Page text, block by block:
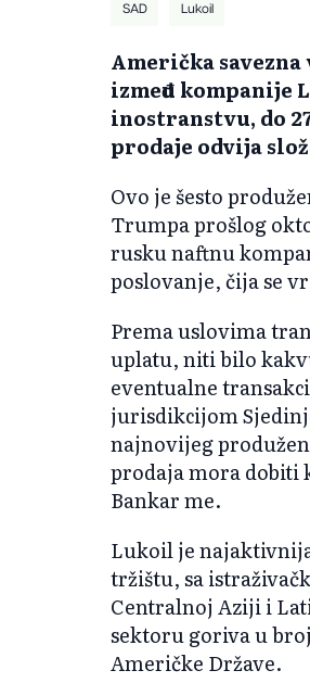
SAD Lukoil
Američka
između
inostranstvu, do
prodaje odvija
Ovo je šesto
Trumpa prošlog
rusku naftnu
poslovanje, čija se
Prema uslovima
uplatu, niti bilo
eventualne
jurisdikcijom
najnovijeg
prodaja mora dobiti
Bankar me.
Lukoil je
tržištu, sa
Centralnoj Aziji i
sektoru goriva u
Američke Države.